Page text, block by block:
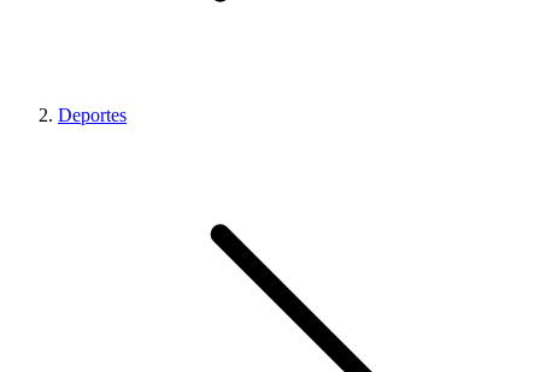
Deportes